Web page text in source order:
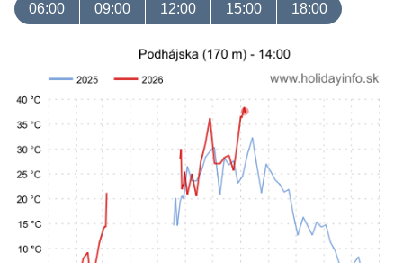
06:00 09:00 12:00 15:00 18:00